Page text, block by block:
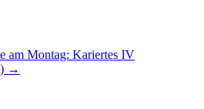
am Montag: Kariertes IV
→